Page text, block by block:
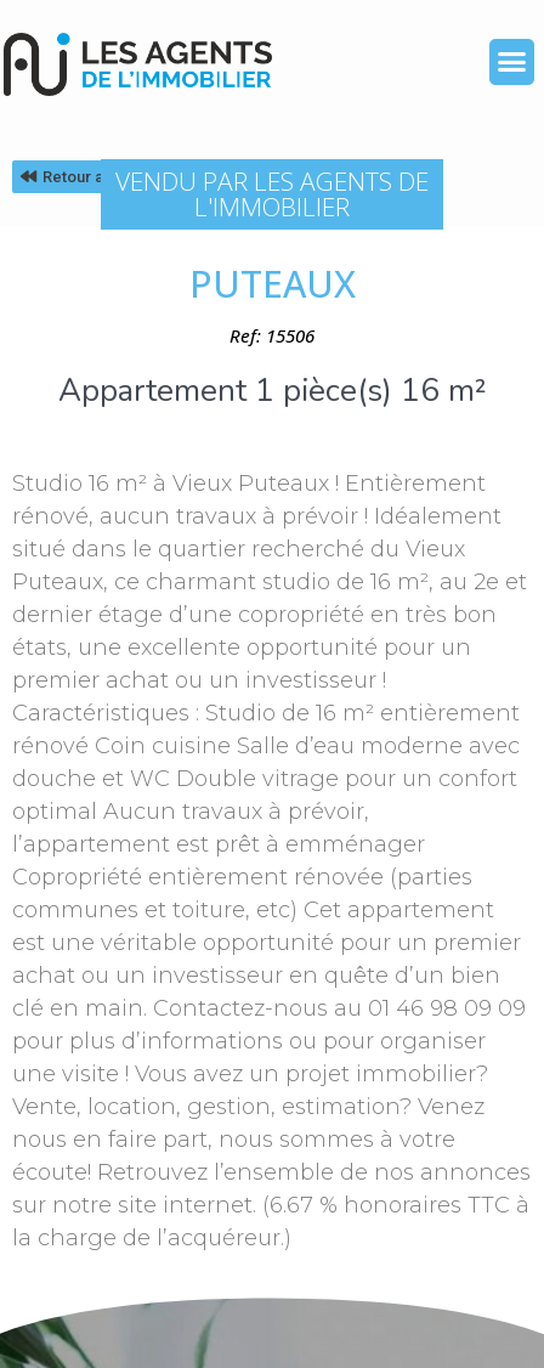
Retour au listingVENDU PAR LES AGENTS DE
L'IMMOBILIER
PUTEAUX
Ref: 15506
Appartement 1 pièce(s) 16 m²
Studio 16 m² à Vieux Puteaux ! Entièrement
rénové, aucun travaux à prévoir ! Idéalement
situé dans le quartier recherché du Vieux
Puteaux, ce charmant studio de 16 m², au 2e et
dernier étage d’une copropriété en très bon
états, une excellente opportunité pour un
premier achat ou un investisseur !
Caractéristiques : Studio de 16 m² entièrement
rénové Coin cuisine Salle d’eau moderne avec
douche et WC Double vitrage pour un confort
optimal Aucun travaux à prévoir,
l’appartement est prêt à emménager
Copropriété entièrement rénovée (parties
communes et toiture, etc) Cet appartement
est une véritable opportunité pour un premier
achat ou un investisseur en quête d’un bien
clé en main. Contactez-nous au 01 46 98 09 09
pour plus d’informations ou pour organiser
une visite ! Vous avez un projet immobilier?
Vente, location, gestion, estimation? Venez
nous en faire part, nous sommes à votre
écoute! Retrouvez l’ensemble de nos annonces
sur notre site internet. (6.67 % honoraires TTC à
la charge de l’acquéreur.)